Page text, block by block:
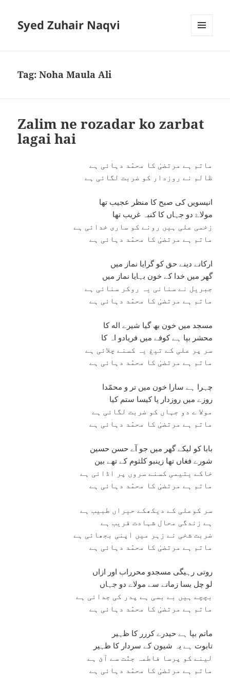
Syed Zuhair Naqvi
Tag:Noha Maula Ali
Zalim ne rozadar ko zarbat
lagai hai
ماتم ہے مرتضیٰ کا محمّد دہائی ہے
ظالم نے روزدار کو ضربت لگائی ہے
انیسویں کی صبح کا منظر عجیب تھا
مولاۓ دو جہاں کا کنبہ غریب تھا
زخمی علی ہیں رونے کو ساری خدائی ہے
ماتم ہے مرتضیٰ کا محمّد دہائی ہے
ارکانے دینے حق کو گرایا نماز میں
گھر میں خدا کے خون بہایا نماز میں
جبریل نے سنانی یہ روکر سنائی ہے
ماتم ہے مرتضیٰ کا محمّد دہائی ہے
مسجد میں خون بھ گیا شیرے اله کا
محشر بپا ہے کوفے میں فریادو اہ کا
سر پر علی کے تیغ یہ کسنے چلائی ہے
ماتم ہے مرتضیٰ کا محمّد دہائی ہے
چہرا ہے سارا خون میں تر و محمّدا
روزے میں روزدار پا کیسا ستم کیا
مولا ے دو جہاں کو ضربت لگائی ہے
ماتم ہے مرتضیٰ کا محمّد دہائی ہے
بابا کو لیکے گھر میں جو آے حسن حسین
شورے فغاں تھا زینبو کلثوم کے تھے بین
خاکے یتیمی کسنے سروں پر اڈائی ہے
ماتم ہے مرتضیٰ کا محمّد دہائی ہے
سر کوعلی کے دیکھکے حیراں طبیب ہے
ہے زندگی محال شہادت قریب ہے
ضربت شخی نے زہر میں اپنی بجھائی ہے
ماتم ہے مرتضیٰ کا محمّد دہائی ہے
روتی رہیگی مسجدو محرراب اور ازاں
لو چل بسا زمانے سے مولاے دو جہاں
بچچے ہیں بے بسی ہے پدر کی جدائی ہے
ماتم ہے مرتضیٰ کا محمّد دہائی ہے
ماتم بپا ہے حیدرے کررر کا ظہیر
تابوت ہے یہ شیون کے سردار کا ظہیر
لینے کو پرسا فاطمہ جنّت سے آئ ہے
ماتم ہے مرتضیٰ کا محمّد دہائی ہے